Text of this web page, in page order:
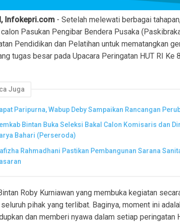
Infokepri.com - Setelah melewati berbagai
Pasukan Pengibar Bendera Pusaka
Pendidikan dan Pelatihan untuk mematangkan
tugas besar pada Upacara Peringatan HUT RI Ke
Juga
Paripurna, Wabup Deby Sampaikan Rancangan
Bintan Buka Seleksi Bakal Calon Komisaris dan
Bahari (Perseroda)
Rahmadhani Pastikan Pembangunan Sarana
Roby Kurniawan yang membuka kegiatan
pihak yang terlibat. Baginya, moment ini
dan memberi nyawa dalam setiap peringatan